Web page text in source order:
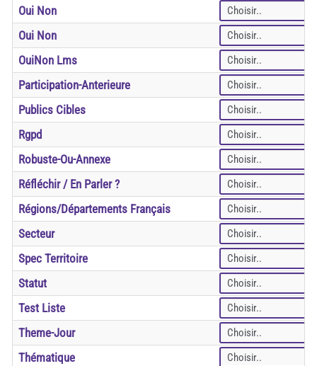
Oui Non
Oui Non
OuiNon Lms
Participation-Anterieure
Publics Cibles
Rgpd
Robuste-Ou-Annexe
Réfléchir / En Parler ?
Régions/départements Français
Secteur
Spec Territoire
Statut
Test Liste
Theme-Jour
Thématique